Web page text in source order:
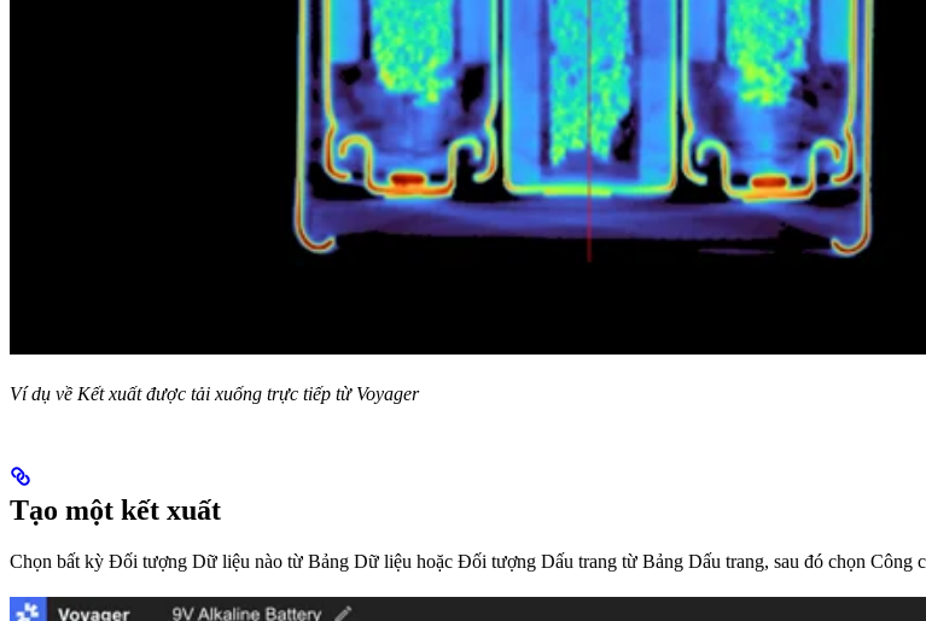
Ví dụ về Kết xuất được tải xuống trực tiếp từ Voyager
Tạo một kết xuất
Chọn bất kỳ Đối tượng Dữ liệu nào từ Bảng Dữ liệu hoặc Đối tượng Dấu trang từ Bảng Dấu trang, sau đó chọn Công